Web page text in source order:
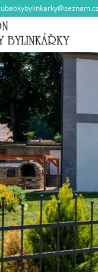
ubabkybylinkarky@seznam.cz